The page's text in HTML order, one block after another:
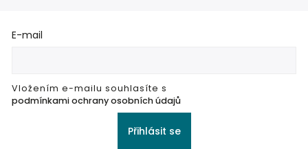
E-mail
Vložením e-mailu souhlasíte s
podmínkami ochrany osobních údajů
Přihlásit se